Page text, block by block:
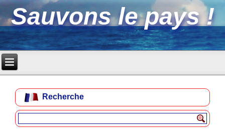
Sauvons le pays !
Recherche